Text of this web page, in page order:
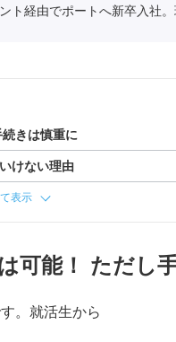
ト経由でポートへ新卒入社
きは慎重に
けない理由
表示
可能！ ただし
。就活生から